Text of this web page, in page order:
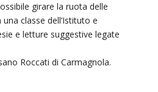
girare la ruota delle
classe dell’Istituto e
e letture suggestive legate
Roccati di Carmagnola.